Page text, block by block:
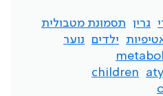
גרין
תסמונת מטבולית
ילדים
נוער
children